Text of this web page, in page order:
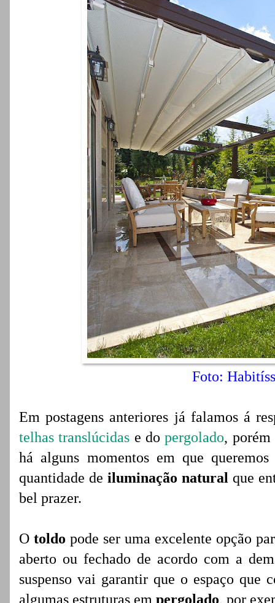
Foto:
Em postagens anteriores já falamos á
telhas translúcidas e do pergolado, porém
há alguns momentos em que
quantidade de iluminação naturalque
bel prazer.
O toldo pode ser uma excelente opção
aberto ou fechado de acordo com a
suspenso vai garantir que o espaço que
algumas estruturas em pergolado, por